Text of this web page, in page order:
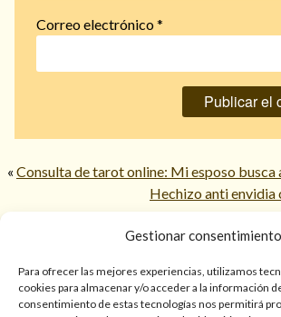
Gestionar consentimiento
Para ofrecer las mejores experiencias, utilizamos
cookies para almacenar y/o acceder a la información
consentimiento de estas tecnologías nos permitirá
Correo electrónico*
« Consulta de tarot online: Mi esposo busca
Hechizo anti envidia
Sólo para mayores de 18 años. Las